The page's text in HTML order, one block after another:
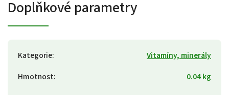
Doplňkové parametry
Kategorie:
Vitamíny, minerály
Hmotnost:
0.04 kg